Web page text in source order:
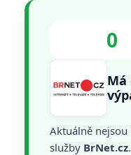
0
Má
Aktuálně nejsou
služby BrNet.cz